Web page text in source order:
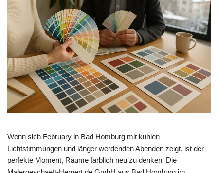
Wenn sich February in Bad Homburg mit kühlen
Lichtstimmungen und länger werdenden Abenden zeigt, ist der
perfekte Moment, Räume farblich neu zu denken. Die